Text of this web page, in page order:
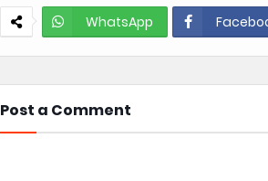
WhatsApp
Post a Comment